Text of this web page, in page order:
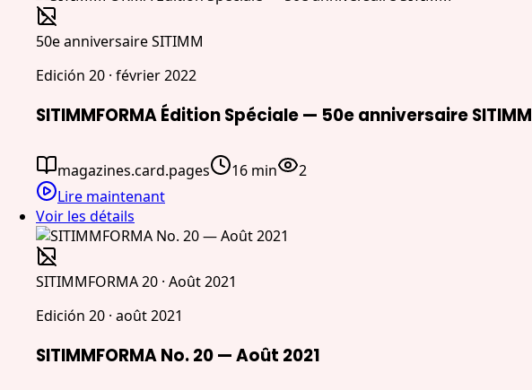
50e anniversaire SITIMM
Edición 20 · février 2022
SITIMMFORMA Édition Spéciale — 50e anniversaire SITIMM
magazines.card.pages 16 min
2
Lire maintenant
Voir les détails
SITIMMFORMA 20 · Août 2021
Edición 20 · août 2021
SITIMMFORMA No. 20 — Août 2021